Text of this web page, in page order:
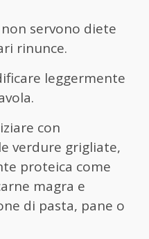
servono diete
rinunce.
leggermente
con
verdure grigliate,
proteica come
magra e
di pasta, pane o